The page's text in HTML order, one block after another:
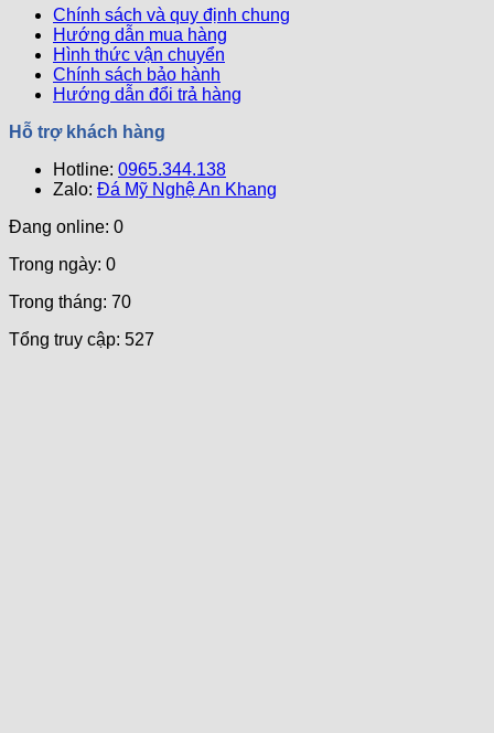
Thủy
–
Bí
Quyết
Mang
Lại
Bình
Và
May
Nghi
Ch0
Khu
Lăng
Mộ
Chính sách và quy định chung
Hướng dẫn mua hàng
Hình thức vận chuyển
Chính sách bảo hành
Hướng dẫn đổi trả hàng
Hỗ trợ khách hàng
Hotline: 0965.344.138
Zalo: Đá Mỹ Nghệ An Khang
Đang online: 0
Trong ngày: 0
Trong tháng: 70
Tổng truy cập: 527